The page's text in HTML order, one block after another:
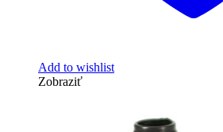
Add to wishlist
Zobraziť